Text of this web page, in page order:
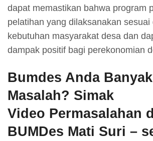
dapat memastikan bahwa program
pelatihan yang dilaksanakan sesuai
kebutuhan masyarakat desa dan
dampak positif bagi perekonomian
Bumdes Anda Banyak
Masalah? Simak
Video Permasalahan
BUMDes Mati Suri –